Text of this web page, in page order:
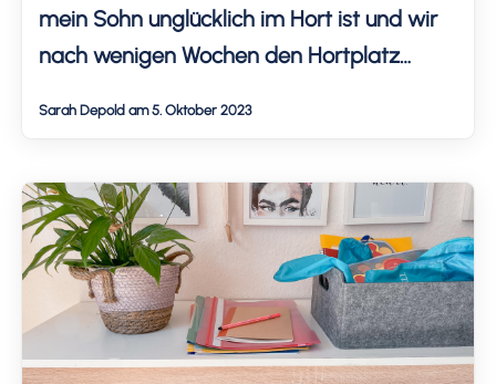
mein Sohn unglücklich im Hort ist und wir
nach wenigen Wochen den Hortplatz
noch den Träger nannte, schickte der Hort
Bewerbung meines drittes Kindes im Hort
abzusehen, da das […]
Sarah Depold am 5. Oktober 2023